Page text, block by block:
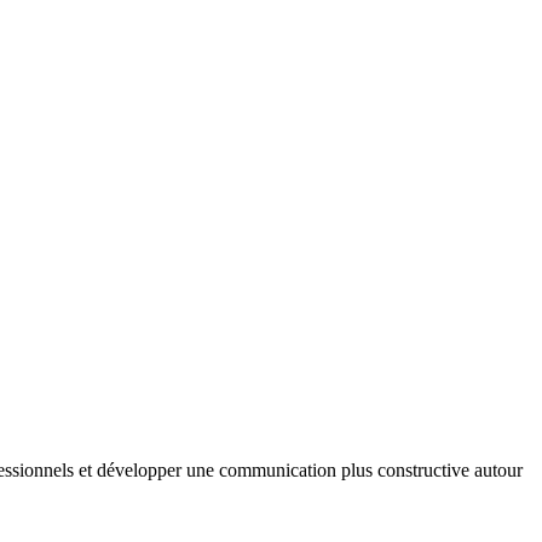
et développer une communication plus constructive autour